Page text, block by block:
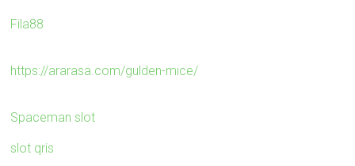
Fila88
https://ararasa.com/gulden-mice/
Spaceman slot
slot qris